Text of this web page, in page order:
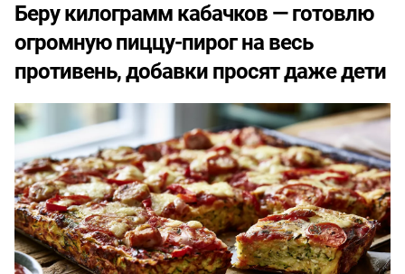
Беру килограмм кабачков — готовлю
огромную пиццу-пирог на весь
противень, добавки просят даже дети